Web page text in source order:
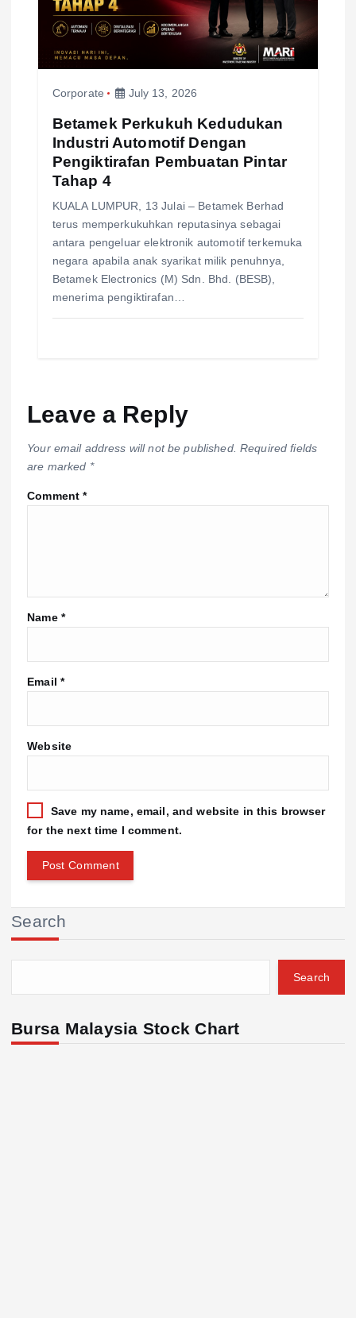
Corporate July 13, 2026
Betamek Perkukuh Kedudukan
Industri Automotif Dengan
Pengiktirafan Pembuatan Pintar
Tahap 4
KUALA LUMPUR, 13 Julai – Betamek Berhad
terus memperkukuhkan reputasinya sebagai
antara pengeluar elektronik automotif terkemuka
negara apabila anak syarikat milik penuhnya,
Betamek Electronics (M) Sdn. Bhd. (BESB),
menerima pengiktirafan…
Leave a Reply
Your email address will not be published. Required fields
are marked *
Comment*
Name *
Email *
Website
Save my name, email, and website in this browser
for the next time I comment.
Search
Search
Bursa Malaysia Stock Chart